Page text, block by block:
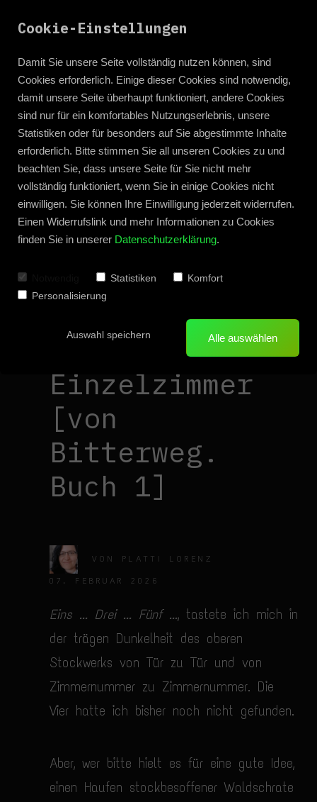
Zum Blog zurück
Leseprobe:
Kein
Einzelzimmer
[von
Bitterweg.
Buch 1]
VON PLATTI LORENZ
07. FEBRUAR 2026
Eins ... Drei ... Fünf ..., tastete ich mich in
der trägen Dunkelheit des oberen
Stockwerks von Tür zu Tür und von
Zimmernummer zu Zimmernummer. Die
Vier hatte ich bisher noch nicht gefunden.
Aber, wer bitte hielt es für eine gute Idee,
einen Haufen stockbesoffener Waldschrate
Cookie-Einstellungen
Damit Sie unsere Seite vollständig nutzen können, sind
Cookies erforderlich. Einige dieser Cookies sind notwendig,
damit unsere Seite überhaupt funktioniert, andere Cookies
sind nur für ein komfortables Nutzungserlebnis, unsere
Statistiken oder für besonders auf Sie abgestimmte Inhalte
erforderlich. Bitte stimmen Sie all unseren Cookies zu und
beachten Sie, dass unsere Seite für Sie nicht mehr
vollständig funktioniert, wenn Sie in einige Cookies nicht
einwilligen. Sie können Ihre Einwilligung jederzeit widerrufen.
Einen Widerrufslink und mehr Informationen zu Cookies
finden Sie in unserer Datenschutzerklärung.
Statistiken
Komfort
Personalisierung
Auswahl speichern Alle auswählen